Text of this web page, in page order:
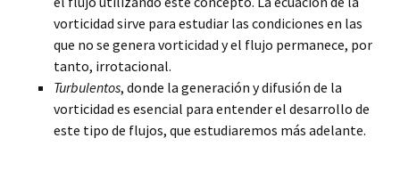
vorticidad sirve para estudiar las condiciones en las
que no se genera vorticidad y el flujo permanece, por
tanto, irrotacional.
Turbulentos, donde la generación y difusión de la
vorticidad es esencial para entender el desarrollo de
este tipo de flujos, que estudiaremos más adelante.